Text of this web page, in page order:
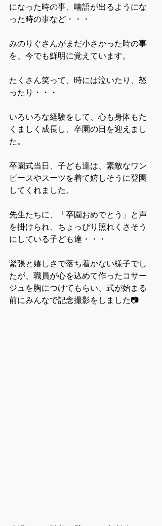
になった時の事、喃語が出るようにな
った時の事など・・・
みのりぐさんがまだ小さかった時の事
を、今でも鮮明に覚えています。
たくさん笑って、時には泣いたり、怒
ったり・・・
いろいろな経験をして、心も身体もた
くましく成長し、卒園の日を迎えまし
た。
卒園式当日、子ども達は、素敵なワン
ピースやスーツを着て嬉しそうに登園
してくれました。
先生たちに、「卒園おめでとう」と声
を掛けられ、ちょっぴり照れくさそう
にしている子ども達・・・
緊張と嬉しさで落ち着かない様子でし
たが、職員が心を込めて作ったコサー
ジュを胸につけてもらい、式が始まる
前にみんなで記念撮影をしました📷